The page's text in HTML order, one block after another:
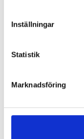
Inställningar
Statistik
Marknadsföring
kännas nära”